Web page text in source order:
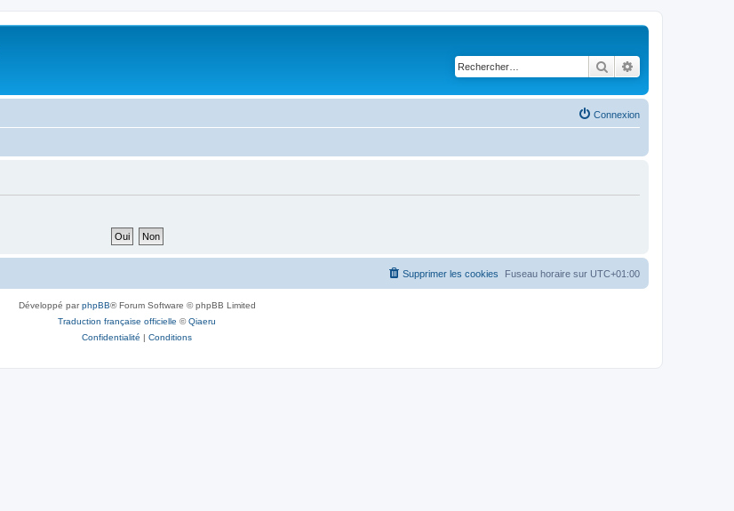
Rechercher
Connexion
Fuseau horaire sur UTC+01:00
Supprimer les cookies
Développé parphpBB® Forum Software © phpBB Limited
Traduction française officielle ©Qiaeru
Confidentialité | Conditions